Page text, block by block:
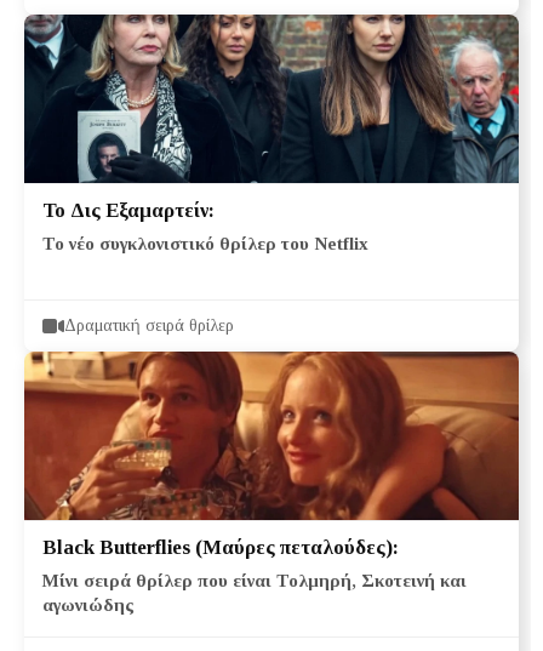
Το Δις Εξαμαρτείν:
Το νέο συγκλονιστικό θρίλερ του Netflix
Δραματική σειρά θρίλερ
Black Butterflies (Μαύρες πεταλούδες):
Μίνι σειρά θρίλερ που είναι Τολμηρή, Σκοτεινή και
αγωνιώδης